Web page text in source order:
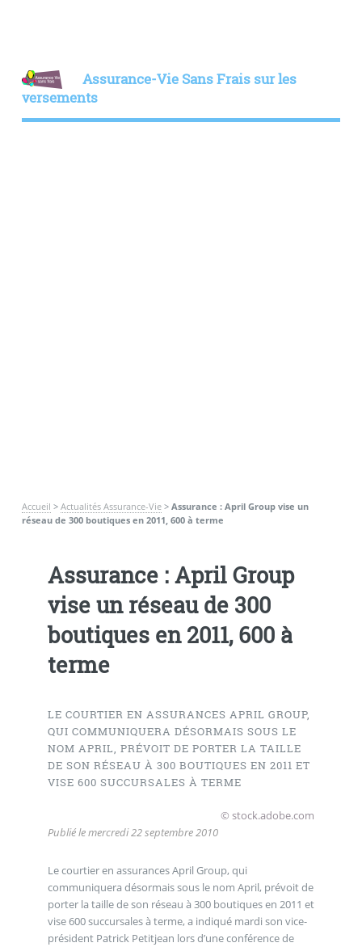
Assurance-Vie Sans Frais sur les
versements
Accueil > Actualités Assurance-Vie> Assurance : April Group vise un
réseau de 300 boutiques en 2011, 600 à terme
Assurance : April Group
vise un réseau de 300
boutiques en 2011, 600 à
terme
LE COURTIER EN ASSURANCES APRIL GROUP,
QUI COMMUNIQUERA DÉSORMAIS SOUS LE
NOM APRIL, PRÉVOIT DE PORTER LA TAILLE
DE SON RÉSEAU À 300 BOUTIQUES EN 2011 ET
VISE 600 SUCCURSALES À TERME
© stock.adobe.com
Publié lemercredi 22 septembre 2010
Le courtier en assurances April Group, qui
communiquera désormais sous le nom April, prévoit de
porter la taille de son réseau à 300 boutiques en 2011 et
vise 600 succursales à terme, a indiqué mardi son vice-
président Patrick Petitjean lors d’une conférence de